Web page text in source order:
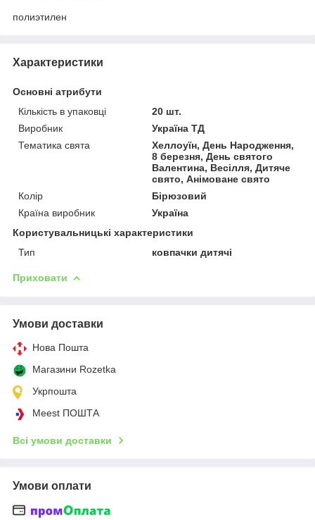
полиэтилен
Характеристики
Основні атрибути
Кількість в упаковці
20 шт.
Виробник
Україна ТД
Тематика свята
Хеллоуїн, День Народження,
8 березня, День святого
Валентина, Весілля, Дитяче
свято, Анімоване свято
Колір
Бірюзовий
Країна виробник
Україна
Користувальницькі характеристики
Тип
ковпачки дитячі
Приховати
Умови доставки
Нова Пошта
Магазини Rozetka
Укрпошта
Meest ПОШТА
Всі умови доставки
Умови оплати